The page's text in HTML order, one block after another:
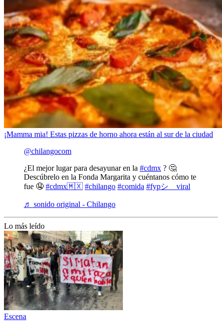
¡Mamma mia! Estas pizzas de horno ahora están al sur de la ciudad
@chilangocom
¿El mejor lugar para desayunar en la #cdmx ? 🤔
Descúbrelo en la Fonda Margarita y cuéntanos cómo te
fue 🤤 #cdmx🇲🇽 #chilango #comida #fypシ゚viral
♬ sonido original - Chilango
Lo más leído
Escena